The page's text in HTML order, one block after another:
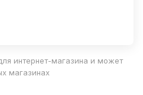
интернет-магазина и может
магазинах